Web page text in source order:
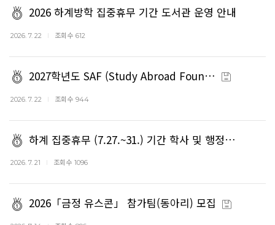
2026 하계방학 집중휴무 기간 도서관 운영 안내
2026. 7. 22 조회수 612
2027학년도 SAF (Study Abroad Foun…
2026. 7. 22 조회수 944
하계 집중휴무 (7.27.~31.) 기간 학사 및 행정…
2026. 7. 21 조회수 1096
2026「금정 유스콘」 참가팀(동아리) 모집